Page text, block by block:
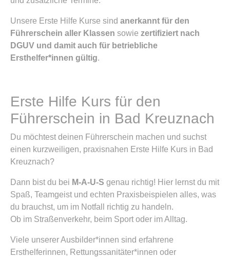
Unsere Erste Hilfe Kurse sind anerkannt für den
Führerschein aller Klassen sowie zertifiziert nach
DGUV und damit auch für betriebliche
Ersthelfer*innen gültig.
Erste Hilfe Kurs für den
Führerschein in Bad Kreuznach
Du möchtest deinen Führerschein machen und suchst
einen kurzweiligen, praxisnahen Erste Hilfe Kurs in Bad
Kreuznach?
Dann bist du bei M-A-U-S genau richtig! Hier lernst du mit
Spaß, Teamgeist und echten Praxisbeispielen alles, was
du brauchst, um im Notfall richtig zu handeln.
Ob im Straßenverkehr, beim Sport oder im Alltag.
Viele unserer Ausbilder*innen sind erfahrene
Ersthelferinnen, Rettungssanitäter*innen oder